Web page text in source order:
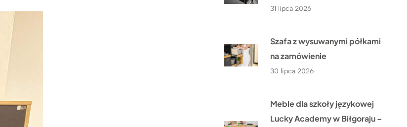
31 lipca 2026
Szafa z wysuwanymi półkami
na zamówienie
30 lipca 2026
Meble dla szkoły językowej
Lucky Academy w Biłgoraju –